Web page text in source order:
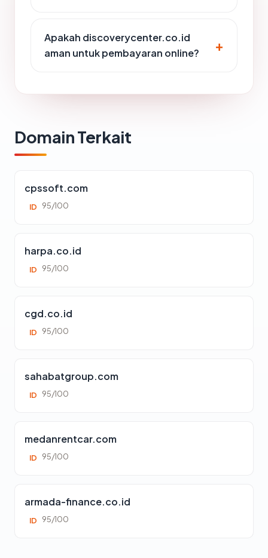
Apakah discoverycenter.co.id
aman untuk pembayaran online?
Domain Terkait
cpssoft.com
ID 95/100
harpa.co.id
ID 95/100
cgd.co.id
ID 95/100
sahabatgroup.com
ID 95/100
medanrentcar.com
ID 95/100
armada-finance.co.id
ID 95/100